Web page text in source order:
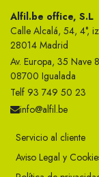
Alfil.be office, S.L
Calle Alcalá, 54, 4°,
28014 Madrid
Av. Europa, 35 Nave 8
08700 Igualada
Telf 93 749 50 23
info@alfil.be
Servicio al cliente
Aviso Legal y